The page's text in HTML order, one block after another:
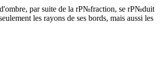
par suite de la rР№fraction, se rР№duit
les rayons de ses bords, mais aussi les